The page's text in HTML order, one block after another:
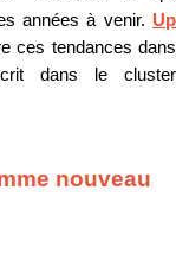
années à venir. Up
ces tendances dans
dans le cluster
nouveau